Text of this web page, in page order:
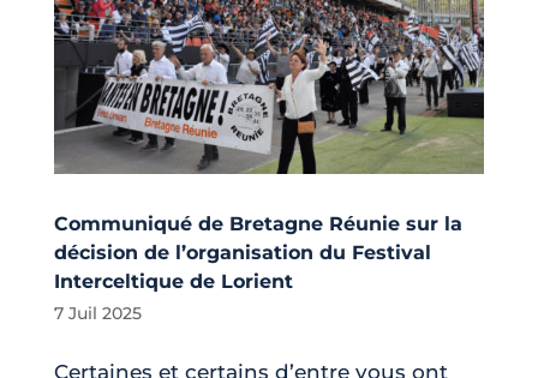
Communiqué de Bretagne Réunie sur la
décision de l’organisation du Festival
Interceltique de Lorient
7 Juil 2025
Certaines et certains d’entre vous ont